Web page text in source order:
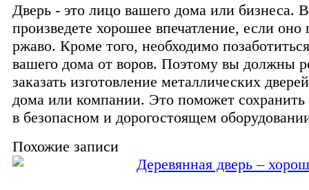
Дверь - это лицо вашего дома или бизнеса.
произведете хорошее впечатление, если оно
ржаво. Кроме того, необходимо
вашего дома от воров. Поэтому вы должны
заказать изготовление металлических
дома или компании. Это поможет
в безопасном и дорогостоящем
Похожие записи
Деревянная дверь –